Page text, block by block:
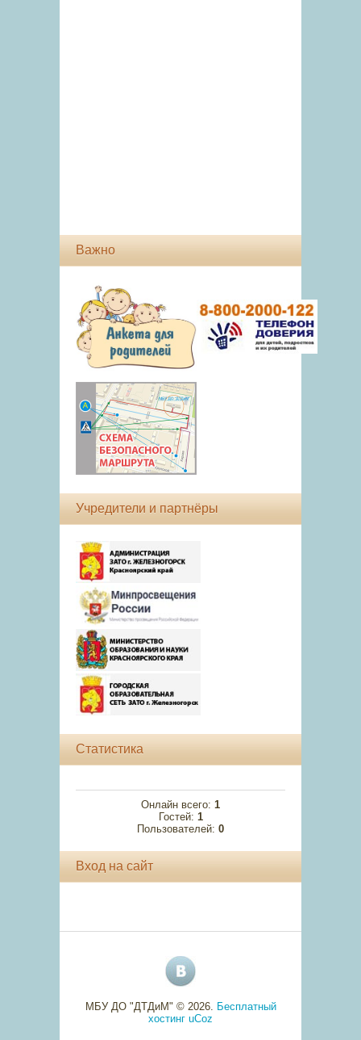
Важно
Учредители и партнёры
Статистика
Онлайн всего: 1
Гостей: 1
Пользователей: 0
Вход на сайт
МБУ ДО "ДТДиМ" © 2026. Бесплатный
хостинг uCoz